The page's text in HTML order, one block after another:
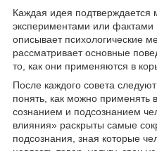
Каждая идея подтверждается
экспериментами или фактами
описывает психологические
рассматривает основные
то, как они применяются в
После каждого совета
понять, как можно применять
сознанием и подсознанием
влияния» раскрыты самые
подсознания, зная которые